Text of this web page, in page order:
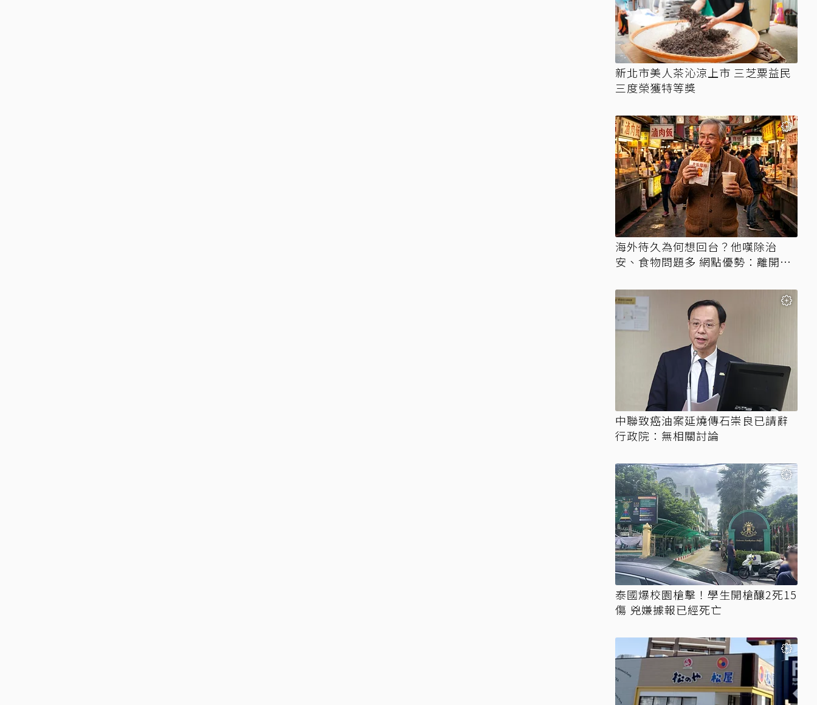
新北市美人茶沁涼上市 三芝粟益民
三度榮獲特等獎
海外待久為何想回台？他嘆除治
安、食物問題多 網點優勢：離開才
中聯致癌油案延燒傳石崇良已請辭
行政院：無相關討論
泰國爆校園槍擊！學生開槍釀2死15
傷 兇嫌據報已經死亡